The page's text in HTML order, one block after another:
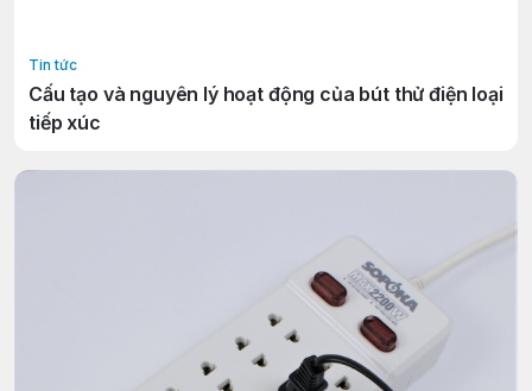
Tin tức
Cấu tạo và nguyên lý hoạt động của bút thử điện loại
tiếp xúc